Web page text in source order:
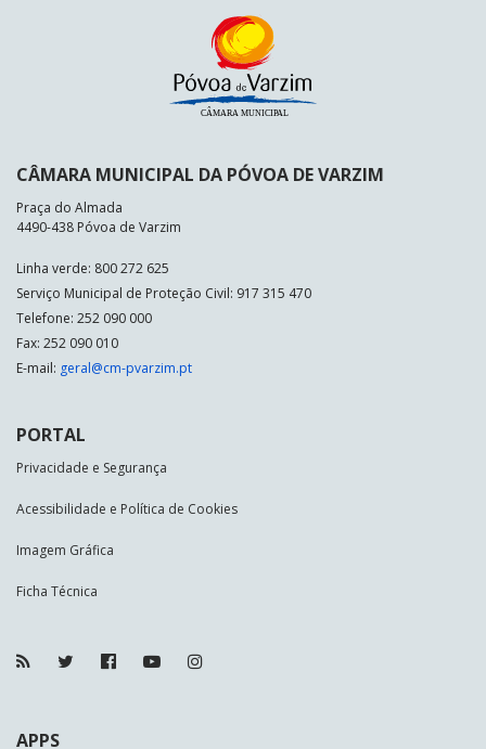
CÂMARA MUNICIPAL DA PÓVOA DE VARZIM
Praça do Almada
4490-438 Póvoa de Varzim
Linha verde: 800 272 625
Serviço Municipal de Proteção Civil: 917 315 470
Telefone: 252 090 000
Fax: 252 090 010
E-mail: geral@cm-pvarzim.pt
PORTAL
Privacidade e Segurança
Acessibilidade e Política de Cookies
Imagem Gráfica
Ficha Técnica
APPS